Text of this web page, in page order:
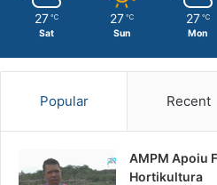
27 ℃
Sat
27 ℃
Sun
27 ℃
Mon
Popular Recent
AMPM Apoiu
Hortikultura